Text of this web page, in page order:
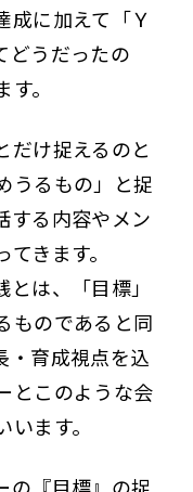
成に加えて「Ｙ
どうだったの
。
だけ捉えるのと
うるもの」と捉
する内容やメン
きます。
は、「目標」
ものであると同
・育成視点を込
とこのような会
ます。